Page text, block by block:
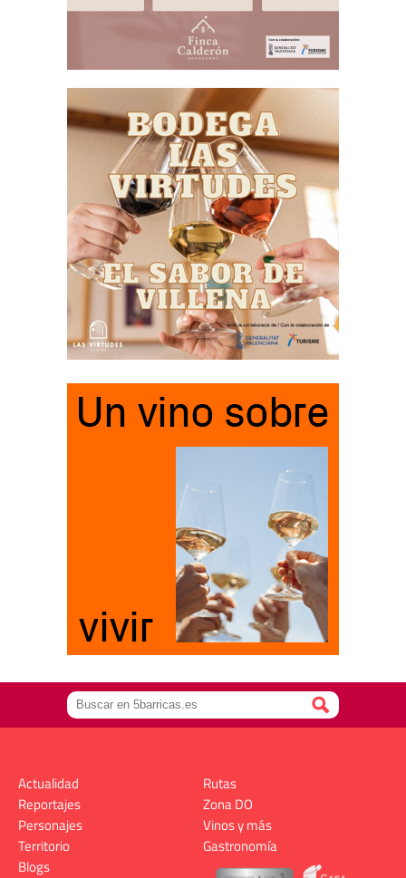
Actualidad
Reportajes
Personajes
Territorio
Rutas
Zona DO
Vinos y más
Gastronomía
Blogs